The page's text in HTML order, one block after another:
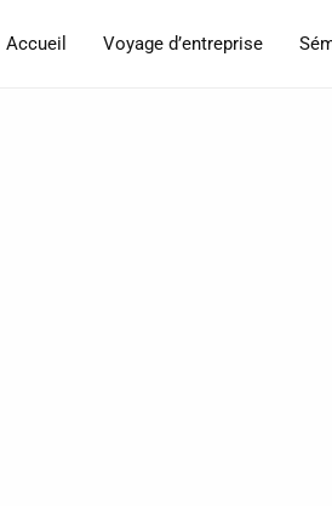
Accueil Voyage d’entreprise